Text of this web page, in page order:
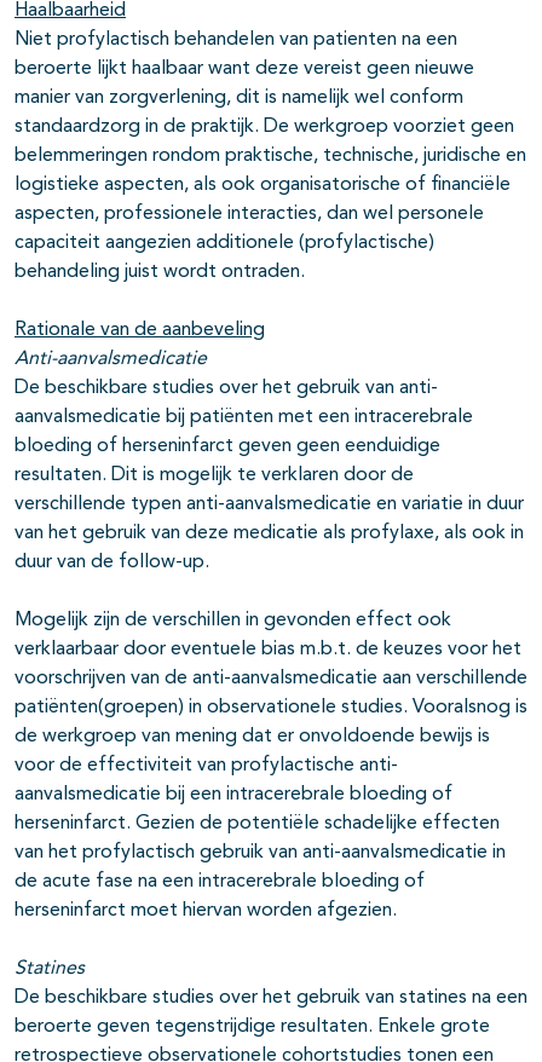
Haalbaarheid
Niet profylactisch behandelen van patienten na een
beroerte lijkt haalbaar want deze vereist geen nieuwe
manier van zorgverlening, dit is namelijk wel conform
standaardzorg in de praktijk. De werkgroep voorziet geen
belemmeringen rondom praktische, technische, juridische en
logistieke aspecten, als ook organisatorische of financiële
aspecten, professionele interacties, dan wel personele
capaciteit aangezien additionele (profylactische)
behandeling juist wordt ontraden.
Rationale van de aanbeveling
Anti-aanvalsmedicatie
De beschikbare studies over het gebruik van anti-
aanvalsmedicatie bij patiënten met een intracerebrale
bloeding of herseninfarct geven geen eenduidige
resultaten. Dit is mogelijk te verklaren door de
verschillende typen anti-aanvalsmedicatie en variatie in duur
van het gebruik van deze medicatie als profylaxe, als ook in
duur van de follow-up.
Mogelijk zijn de verschillen in gevonden effect ook
verklaarbaar door eventuele bias m.b.t. de keuzes voor het
voorschrijven van de anti-aanvalsmedicatie aan verschillende
patiënten(groepen) in observationele studies. Vooralsnog is
de werkgroep van mening dat er onvoldoende bewijs is
voor de effectiviteit van profylactische anti-
aanvalsmedicatie bij een intracerebrale bloeding of
herseninfarct. Gezien de potentiële schadelijke effecten
van het profylactisch gebruik van anti-aanvalsmedicatie in
de acute fase na een intracerebrale bloeding of
herseninfarct moet hiervan worden afgezien.
Statines
De beschikbare studies over het gebruik van statines na een
beroerte geven tegenstrijdige resultaten. Enkele grote
retrospectieve observationele cohortstudies tonen een